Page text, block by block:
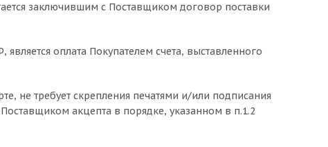
заключившим с Поставщиком договор поставки
оплата Покупателем счета, выставленного
не требует скрепления печатями и/или подписания
акцепта в порядке, указанном в п.1.2